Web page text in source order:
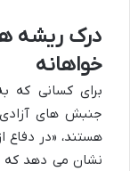
درک ریشه
خواهانه
برای کسانی که
جنبش های آزادی
هستند، «در دفاع
نشان می دهد که